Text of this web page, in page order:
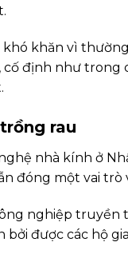
khăn vì
định như trong
rau
nhà kính ở
đóng một vai
nghiệp
bởi được các hộ